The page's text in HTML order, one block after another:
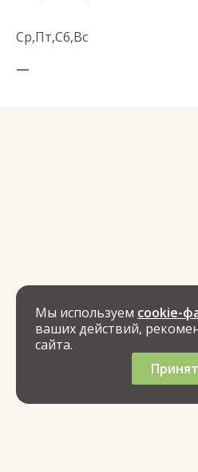
Ср,Пт,Сб,Вс
—
Мы используем cookie-
ваших действий,
сайта.